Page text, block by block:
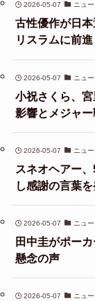
2026-05-07 ニュー
古性優作が日
リスラムに前進
2026-05-07 ニュー
小祝さくら、
影響とメジャ
2026-05-07 ニュー
スネオヘアー
し感謝の言葉
2026-05-07 ニュー
田中圭がポー
懸念の声
2026-05-07 ニュー